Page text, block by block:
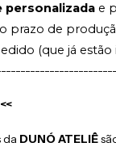
personalizada e
prazo de
(que já
da DUNÓ ATELIÊ